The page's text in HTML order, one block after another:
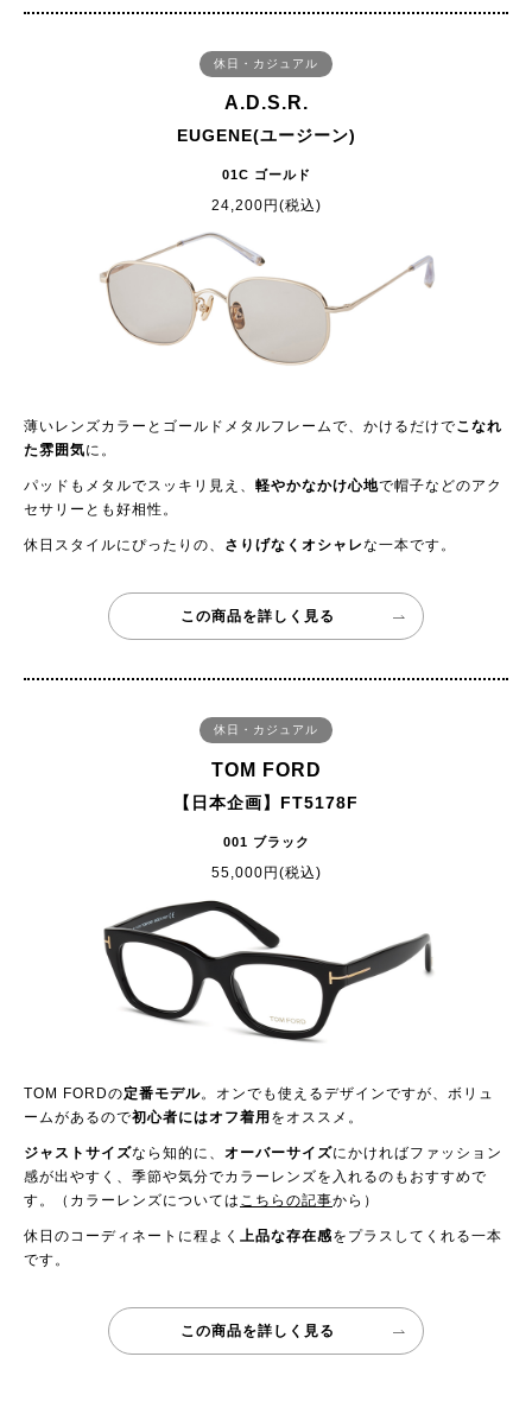
休日・カジュアル
A.D.S.R.
EUGENE(ユージーン)
01C ゴールド
24,200円(税込)
薄いレンズカラーとゴールドメタルフレームで、かけるだけでこなれ
た雰囲気に。
パッドもメタルでスッキリ見え、 軽やかなかけ心地で帽子などのアク
セサリーとも好相性。
休日スタイルにぴったりの、 さりげなくオシャレな一本です。
この商品を詳しく見る
休日・カジュアル
TOM FORD
【日本企画】FT5178F
001 ブラック
55,000円(税込)
TOM FORDの定番モデル。オンでも使えるデザインですが、ボリュ
ームがあるので初心者にはオフ着用 をオススメ。
ジャストサイズなら知的に、 オーバーサイズにかければファッション
感が出やすく、季節や気分でカラーレンズを入れるのもおすすめで
す。（カラーレンズについては こちらの記事から）
休日のコーディネートに程よく 上品な存在感をプラスしてくれる一本
です。
この商品を詳しく見る